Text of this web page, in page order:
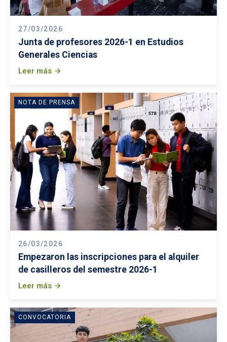
27/03/2026
Junta de profesores 2026-1 en Estudios
Generales Ciencias
Leer más arrow_forward
NOTA DE PRENSA
26/03/2026
Empezaron las inscripciones para el alquiler
de casilleros del semestre 2026-1
Leer más arrow_forward
CONVOCATORIA